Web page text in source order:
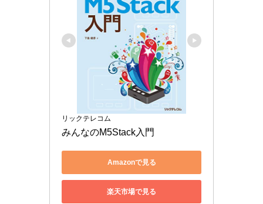
リックテレコム
みんなのM5Stack入門
Amazonで見る
楽天市場で見る